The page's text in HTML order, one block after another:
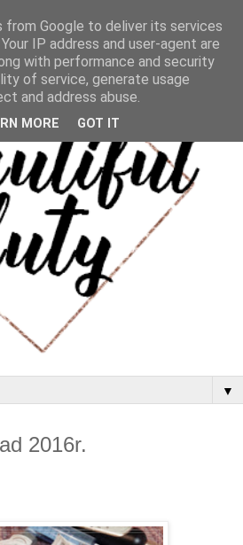
▼
2016r.
from Google to deliver its services
IP address and user-agent are
with performance and security
of service, generate usage
and address abuse.
MORE GOT IT